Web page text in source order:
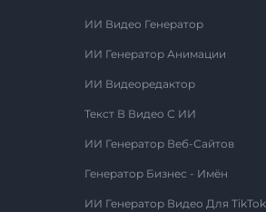
ИИ Видео Генератор
ИИ Генератор Анимации
ИИ Видеоредактор
Текст В Видео С ИИ
ИИ Генератор Веб-Сайтов
Генератор Бизнес - Имён
ИИ Генератор Видео Для TikTok